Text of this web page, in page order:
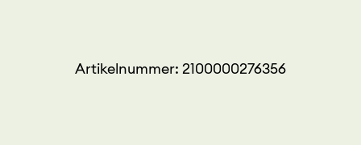
Artikelnummer: 2100000276356